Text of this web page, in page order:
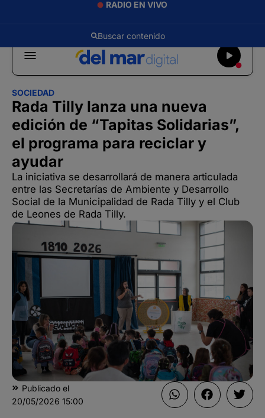
RADIO EN VIVO
SOCIEDAD
Rada Tilly lanza una nueva
edición de “Tapitas Solidarias”,
el programa para reciclar y
ayudar
La iniciativa se desarrollará de manera articulada
entre las Secretarías de Ambiente y Desarrollo
Social de la Municipalidad de Rada Tilly y el Club
de Leones de Rada Tilly.
Publicado el
20/05/2026 15:00